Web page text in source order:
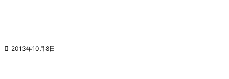
 2013年10月8日